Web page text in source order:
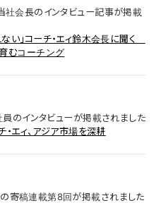
社会長のインタビュー記事が掲載
い」コーチ・エィ鈴木会長に聞く
むコーチング
のインタビューが掲載されました
エィ、アジア市場を深耕
寄稿連載第8回が掲載されました